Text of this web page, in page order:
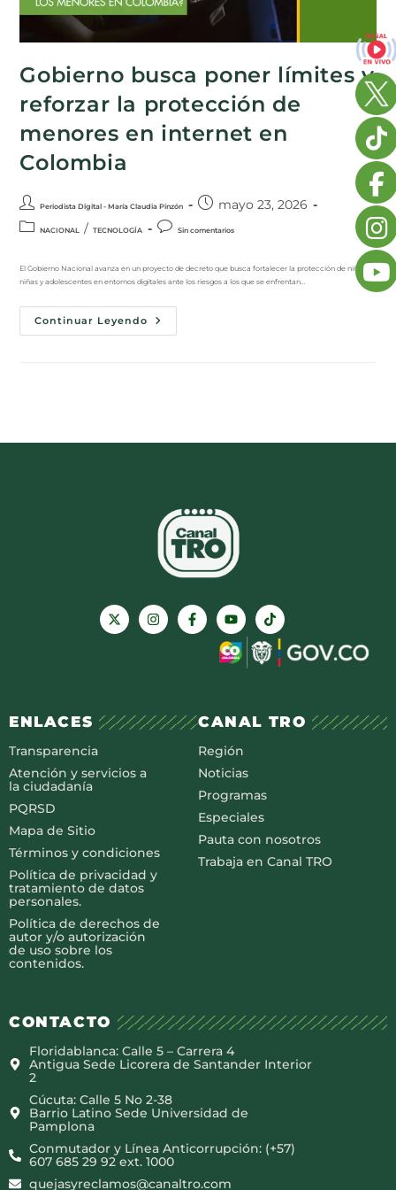
Gobierno busca poner límites y
reforzar la protección de
menores en internet en
Colombia
Periodista Digital - María Claudia Pinzón mayo 23, 2026
NACIONAL / TECNOLOGÍA Sin comentarios
El Gobierno Nacional avanza en un proyecto de decreto que busca fortalecer la protección de niños,
niñas y adolescentes en entornos digitales ante los riesgos a los que se enfrentan…
Continuar Leyendo
ENLACES
Transparencia
Atención y servicios a
la ciudadanía
PQRSD
Mapa de Sitio
Términos y condiciones
Política de privacidad y
tratamiento de datos
personales.
Política de derechos de
autor y/o autorización
de uso sobre los
contenidos.
CANAL TRO
Región
Noticias
Programas
Especiales
Pauta con nosotros
Trabaja en Canal TRO
CONTACTO
Floridablanca: Calle 5 – Carrera 4
Antigua Sede Licorera de Santander Interior
2
Cúcuta: Calle 5 No 2-38
Barrio Latino Sede Universidad de
Pamplona
Conmutador y Línea Anticorrupción: (+57)
607 685 29 92 ext. 1000
quejasyreclamos@canaltro.com